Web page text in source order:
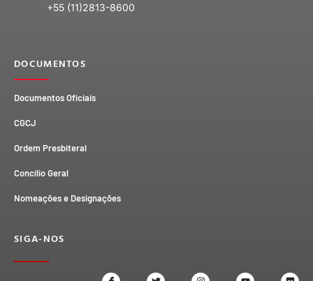
+55 (11)2813-8600
DOCUMENTOS
Documentos Oficiais
CGCJ
Ordem Presbiteral
Concílio Geral
Nomeações e Designações
SIGA-NOS